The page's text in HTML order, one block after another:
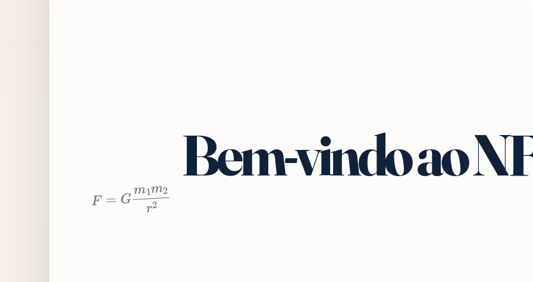
m1m2r2 Bem-vindo ao